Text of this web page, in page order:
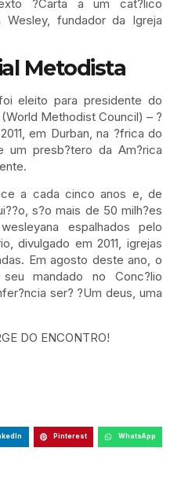
?Carta a um cat?lico
fundador da Igreja
Metodista
eleito para presidente do
Methodist Council) – ?
em Durban, na ?frica do
um presb?tero da Am?rica
a cada cinco anos e, de
s?o mais de 50 milh?es
espalhados pelo
divulgado em 2011, igrejas
Em agosto deste ano, o
mandado no Conc?lio
ser? ?Um deus, uma
DO ENCONTRO!
Pinterest WhatsApp